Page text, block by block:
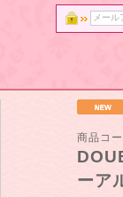
商品コー
ーア